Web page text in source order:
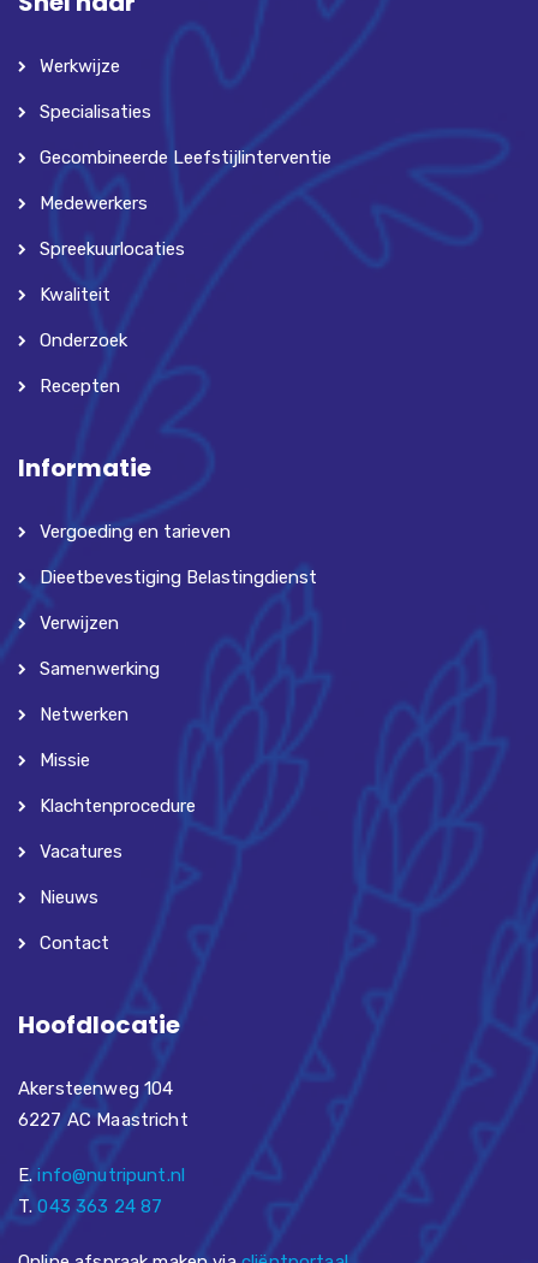
Werkwijze
Specialisaties
Gecombineerde Leefstijlinterventie
Medewerkers
Spreekuurlocaties
Kwaliteit
Onderzoek
Recepten
Informatie
Vergoeding en tarieven
Dieetbevestiging Belastingdienst
Verwijzen
Samenwerking
Netwerken
Missie
Klachtenprocedure
Vacatures
Nieuws
Contact
Hoofdlocatie
Akersteenweg 104
6227 AC Maastricht
E.info@nutripunt.nl
T.043 363 24 87